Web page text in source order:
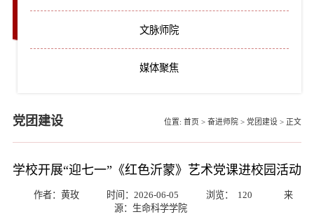
文脉师院
媒体聚焦
党团建设 位置: 首页 > 奋进师院 > 党团建设 > 正文
学校开展“迎七一”《红色沂蒙》艺术党课进校园活动
作者：黄玫 时间：2026-06-05 浏览： 120
来
源：生命科学学院